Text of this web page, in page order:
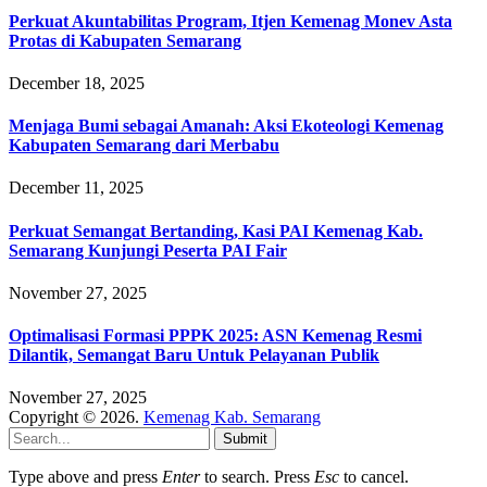
Perkuat Akuntabilitas Program, Itjen Kemenag Monev Asta
Protas di Kabupaten Semarang
December 18, 2025
Menjaga Bumi sebagai Amanah: Aksi Ekoteologi Kemenag
Kabupaten Semarang dari Merbabu
December 11, 2025
Perkuat Semangat Bertanding, Kasi PAI Kemenag Kab.
Semarang Kunjungi Peserta PAI Fair
November 27, 2025
Optimalisasi Formasi PPPK 2025: ASN Kemenag Resmi
Dilantik, Semangat Baru Untuk Pelayanan Publik
November 27, 2025
Copyright © 2026. Kemenag Kab. Semarang
Submit
Type above and press Enterto search. Press Esc to cancel.